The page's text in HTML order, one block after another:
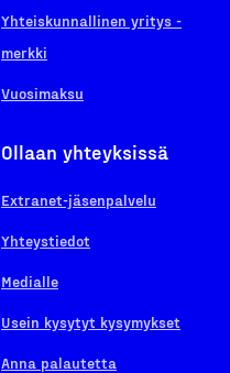
Yhteiskunnallinen yritys -
merkki
Vuosimaksu
Ollaan yhteyksissä
Extranet-jäsenpalvelu
Yhteystiedot
Medialle
Usein kysytyt kysymykset
Anna palautetta